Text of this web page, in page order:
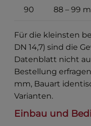
90 88 – 99
Für die kleinsten
DN 14,7) sind die
Datenblatt nicht
Bestellung
mm, Bauart
Varianten.
Einbau und